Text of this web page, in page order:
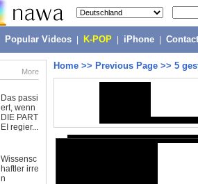
Popular Videos K-POP iPhone
More
Das passi
ert, wenn
DIE PART
EI regier...
Wissensc
haftler irre
n
Home >> Previous Page >> 5